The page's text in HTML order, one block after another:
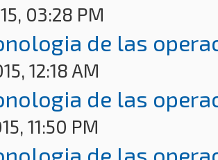
03:28 PM
de las
12:18 AM
de las
11:50 PM
de las